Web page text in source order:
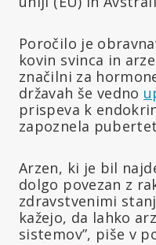
Poročilo je
kovin svinca in
značilni za
državah še vedno
prispeva k
zapoznela
Arzen, ki je bil
dolgo povezan z
zdravstvenimi
kažejo, da lahko
sistemov”, piše v